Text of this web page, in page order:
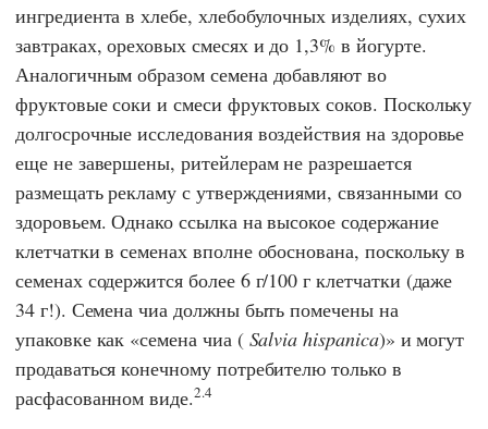
ингредиента в хлебе, хлебобулочных изделиях, сухих
завтраках, ореховых смесях и до 1,3% в йогурте.
Аналогичным образом семена добавляют во
фруктовые соки и смеси фруктовых соков. Поскольку
долгосрочные исследования воздействия на здоровье
еще не завершены, ритейлерам не разрешается
размещать рекламу с утверждениями, связанными со
здоровьем. Однако ссылка на высокое содержание
клетчатки в семенах вполне обоснована, поскольку в
семенах содержится более 6 г/100 г клетчатки (даже
34 г!). Семена чиа должны быть помечены на
упаковке как «семена чиа ( Salvia hispanica)» и могут
продаваться конечному потребителю только в
расфасованном виде.2.4